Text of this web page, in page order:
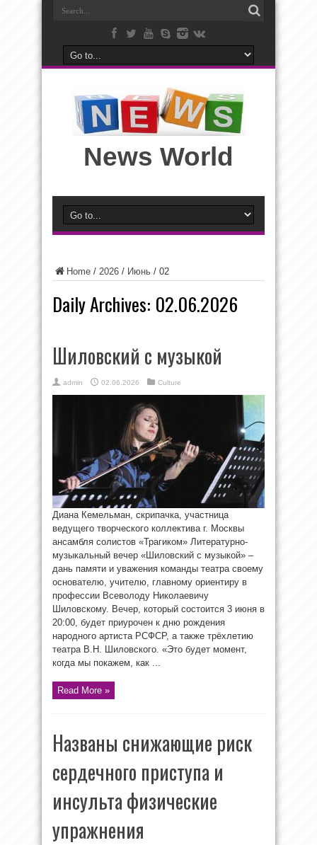
News World
Home / 2026 / Июнь / 02
Daily Archives: 02.06.2026
Шиловский с музыкой
admin 02.06.2026 Culture
Диана Кемельман, скрипачка, участница
ведущего творческого коллектива г. Москвы
ансамбля солистов «Трагиком» Литературно-
музыкальный вечер «Шиловский с музыкой» –
дань памяти и уважения команды театра своему
основателю, учителю, главному ориентиру в
профессии Всеволоду Николаевичу
Шиловскому. Вечер, который состоится 3 июня в
20:00, будет приурочен к дню рождения
народного артиста РСФСР, а также трёхлетию
театра В.Н. Шиловского. «Это будет момент,
когда мы покажем, как ...
Read More »
Названы снижающие риск
сердечного приступа и
инсульта физические
упражнения